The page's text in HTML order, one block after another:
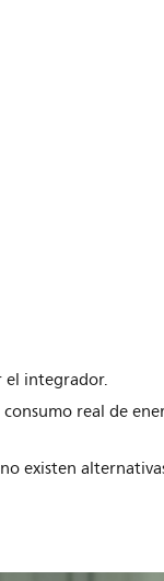
el integrador.
real de
existen